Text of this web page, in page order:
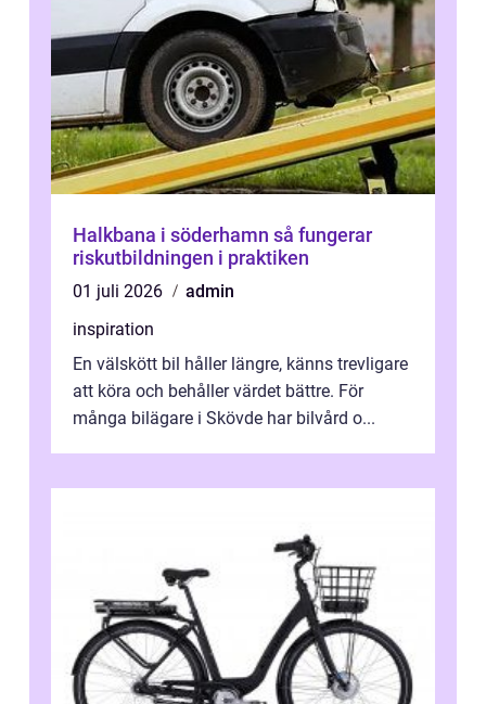
Halkbana i söderhamn så fungerar
riskutbildningen i praktiken
01 juli 2026
admin
inspiration
En välskött bil håller längre, känns trevligare
att köra och behåller värdet bättre. För
många bilägare i Skövde har bilvård o...